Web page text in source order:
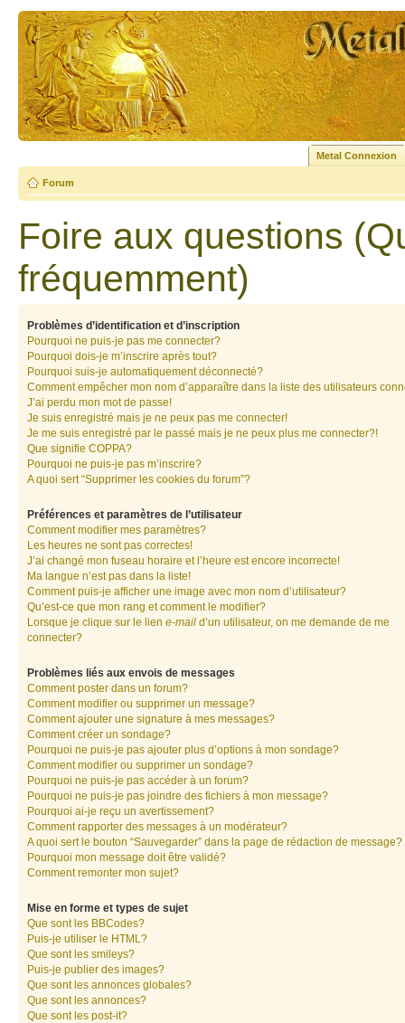
Metal Connexion
Forum
Foire aux questions
fréquemment)
Problèmes d’identification et d’inscription
Pourquoi ne puis-je pas me connecter?
Pourquoi dois-je m’inscrire après tout?
Pourquoi suis-je automatiquement déconnecté?
Comment empêcher mon nom d’apparaître dans la liste des utilisateurs
J’ai perdu mon mot de passe!
Je suis enregistré mais je ne peux pas me connecter!
Je me suis enregistré par le passé mais je ne peux plus me connecter?!
Que signifie COPPA?
Pourquoi ne puis-je pas m’inscrire?
A quoi sert “Supprimer les cookies du forum”?
Préférences et paramètres de l’utilisateur
Comment modifier mes paramètres?
Les heures ne sont pas correctes!
J’ai changé mon fuseau horaire et l’heure est encore incorrecte!
Ma langue n’est pas dans la liste!
Comment puis-je afficher une image avec mon nom d’utilisateur?
Qu’est-ce que mon rang et comment le modifier?
Lorsque je clique sur le lien e-mail d’un utilisateur, on me demande de me
connecter?
Problèmes liés aux envois de messages
Comment poster dans un forum?
Comment modifier ou supprimer un message?
Comment ajouter une signature à mes messages?
Comment créer un sondage?
Pourquoi ne puis-je pas ajouter plus d’options à mon sondage?
Comment modifier ou supprimer un sondage?
Pourquoi ne puis-je pas accéder à un forum?
Pourquoi ne puis-je pas joindre des fichiers à mon message?
Pourquoi ai-je reçu un avertissement?
Comment rapporter des messages à un modérateur?
A quoi sert le bouton “Sauvegarder” dans la page de rédaction de message?
Pourquoi mon message doit être validé?
Comment remonter mon sujet?
Mise en forme et types de sujet
Que sont les BBCodes?
Puis-je utiliser le HTML?
Que sont les smileys?
Puis-je publier des images?
Que sont les annonces globales?
Que sont les annonces?
Que sont les post-it?